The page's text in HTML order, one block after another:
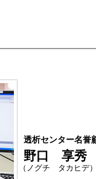
透析センター名誉
野口 享秀
（ノグチ タカヒデ）